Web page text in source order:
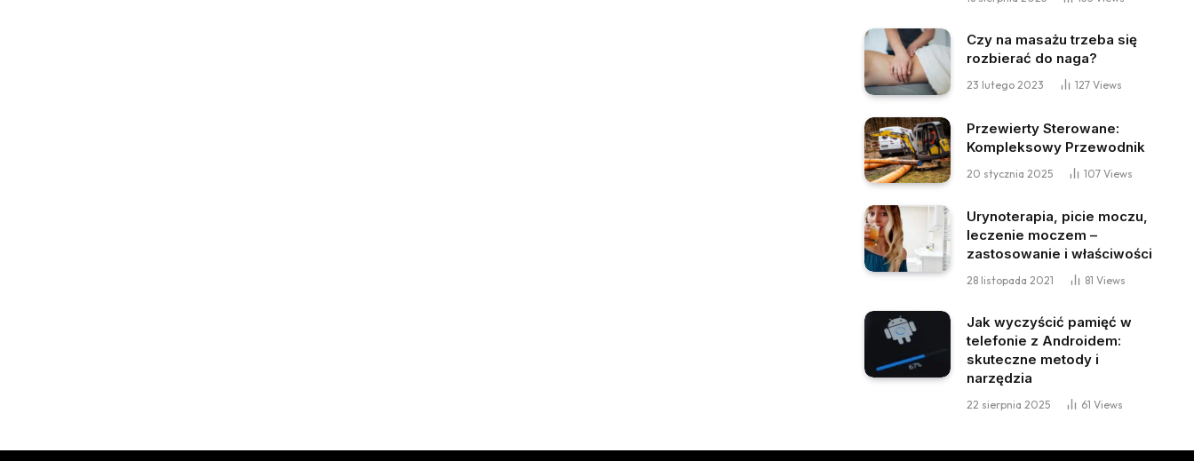
Czy na masażu trzeba się
rozbierać do naga?
23 lutego 2023 127 Views
Przewierty Sterowane:
Kompleksowy Przewodnik
20 stycznia 2025 107 Views
Urynoterapia, picie moczu,
leczenie moczem –
zastosowanie i właściwości
28 listopada 2021 81 Views
Jak wyczyścić pamięć w
telefonie z Androidem:
skuteczne metody i
narzędzia
22 sierpnia 2025 61 Views